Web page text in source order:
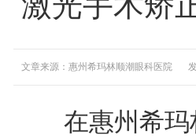
文章来源：惠州希玛林顺潮眼科医院
在惠州希玛